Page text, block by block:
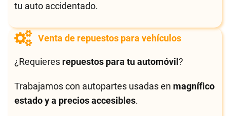
tu auto accidentado.
Venta de repuestos para vehículos
¿Requieres repuestos para tu automóvil?
Trabajamos con autopartes usadas en magnífico
estado y a precios accesibles.